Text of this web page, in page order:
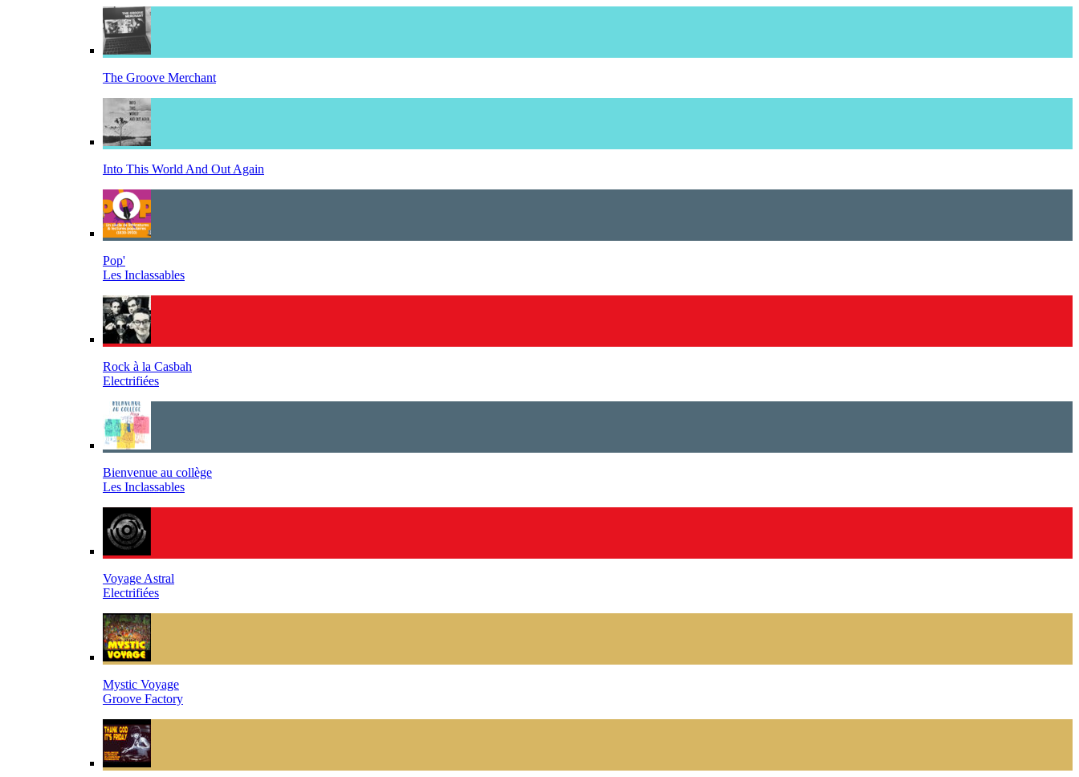
The Groove Merchant
Into This World And Out Again
Pop'
Les Inclassables
Rock à la Casbah
Electrifiées
Bienvenue au collège
Les Inclassables
Voyage Astral
Electrifiées
Mystic Voyage
Groove Factory